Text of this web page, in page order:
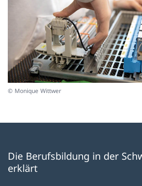
© Monique Wittwer
Die Berufsbildung in der
erklärt